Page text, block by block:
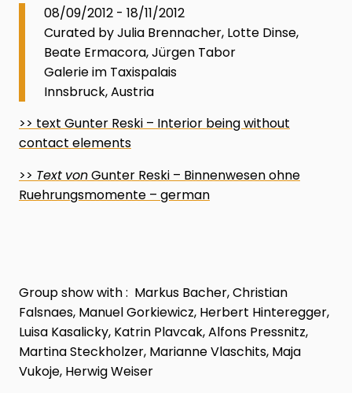
08/09/2012 - 18/11/2012
Curated by Julia Brennacher, Lotte Dinse,
Beate Ermacora, Jürgen Tabor
Galerie im Taxispalais
Innsbruck, Austria
>> text Gunter Reski – Interior being without
contact elements
>>TextvonGunter Reski – Binnenwesen ohne
Ruehrungsmomente – german
Group show with : Markus Bacher, Christian
Falsnaes, Manuel Gorkiewicz, Herbert Hinteregger,
Luisa Kasalicky, Katrin Plavcak, Alfons Pressnitz,
Martina Steckholzer, Marianne Vlaschits, Maja
Vukoje, Herwig Weiser